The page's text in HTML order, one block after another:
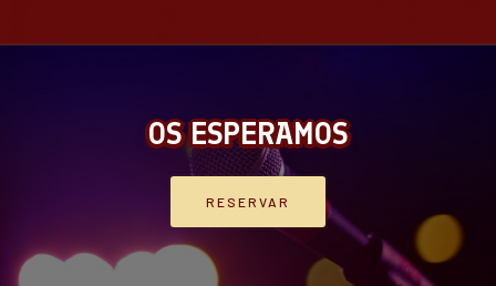
OS ESPERAMOS
RESERVAR